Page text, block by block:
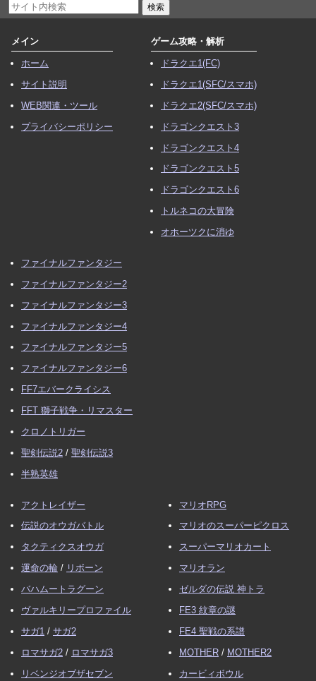
メイン
ホーム
サイト説明
WEB関連・ツール
プライバシーポリシー
ゲーム攻略・解析
ドラクエ1(FC)
ドラクエ1(SFC/スマホ)
ドラクエ2(SFC/スマホ)
ドラゴンクエスト3
ドラゴンクエスト4
ドラゴンクエスト5
ドラゴンクエスト6
トルネコの大冒険
オホーツクに消ゆ
ファイナルファンタジー
ファイナルファンタジー2
ファイナルファンタジー3
ファイナルファンタジー4
ファイナルファンタジー5
ファイナルファンタジー6
FF7エバークライシス
FFT 獅子戦争・リマスター
クロノトリガー
聖剣伝説2 / 聖剣伝説3
半熟英雄
アクトレイザー
伝説のオウガバトル
タクティクスオウガ
運命の輪 / リボーン
バハムートラグーン
ヴァルキリープロファイル
サガ1 / サガ2
ロマサガ2 / ロマサガ3
リベンジオブザセブン
マリオRPG
マリオのスーパーピクロス
スーパーマリオカート
マリオラン
ゼルダの伝説 神トラ
FE3 紋章の謎
FE4 聖戦の系譜
MOTHER / MOTHER2
カービィボウル